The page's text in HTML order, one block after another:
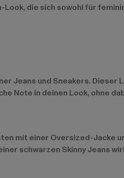
Look, die sich sowohl für
Jeans und Sneakers.
Note in deinen Look, ohne
mit einer Oversized-Jacke
schwarzen Skinny Jeans